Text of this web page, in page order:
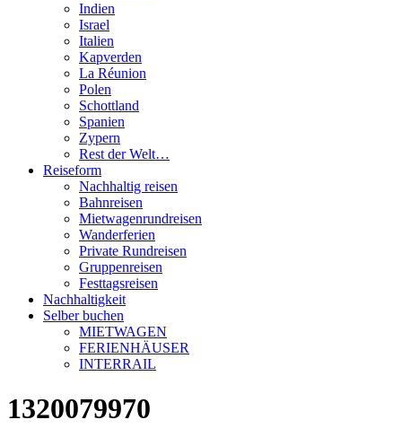
Indien
Israel
Italien
Kapverden
La Réunion
Polen
Schottland
Spanien
Zypern
Rest der Welt…
Reiseform
Nachhaltig reisen
Bahnreisen
Mietwagenrundreisen
Wanderferien
Private Rundreisen
Gruppenreisen
Festtagsreisen
Nachhaltigkeit
Selber buchen
MIETWAGEN
FERIENHÄUSER
INTERRAIL
1320079970